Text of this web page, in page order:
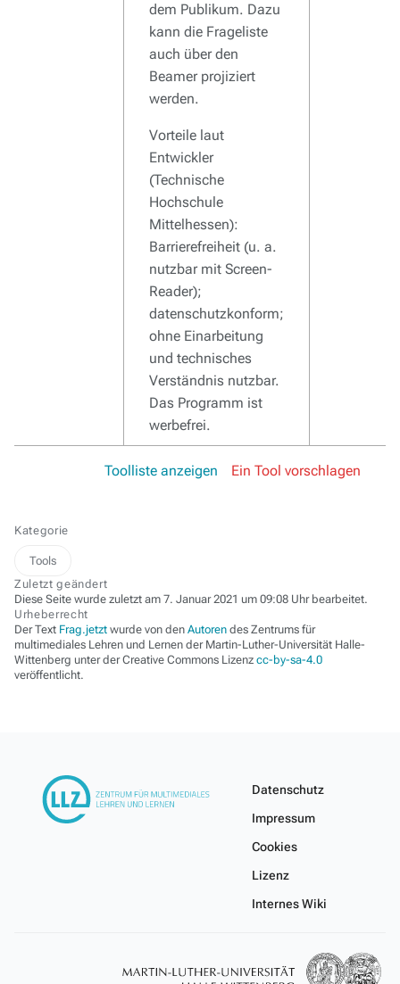
dem Publikum. Dazu
kann die Frageliste
auch über den
Beamer projiziert
werden.
Vorteile laut
Entwickler
(Technische
Hochschule
Mittelhessen):
Barrierefreiheit (u. a.
nutzbar mit Screen-
Reader);
datenschutzkonform;
ohne Einarbeitung
und technisches
Verständnis nutzbar.
Das Programm ist
werbefrei.
Toolliste anzeigen Ein Tool vorschlagen
Kategorie
Tools
Zuletzt geändert
Diese Seite wurde zuletzt am 7. Januar 2021 um 09:08 Uhr bearbeitet.
Urheberrecht
Der Text Frag.jetzt wurde von den Autoren des Zentrums für
multimediales Lehren und Lernen der Martin-Luther-Universität Halle-
Wittenberg unter der Creative Commons Lizenz cc-by-sa-4.0
veröffentlicht.
Datenschutz
Impressum
Cookies
Lizenz
Internes Wiki